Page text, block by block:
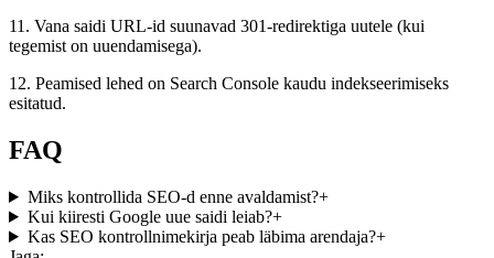
11. Vana saidi URL-id suunavad 301-redirektiga uutele (kui
tegemist on uuendamisega).
12. Peamised lehed on Search Console kaudu indekseerimiseks
esitatud.
FAQ
Miks kontrollida SEO-d enne avaldamist?+
Kui kiiresti Google uue saidi leiab?+
Kas SEO kontrollnimekirja peab läbima arendaja?+